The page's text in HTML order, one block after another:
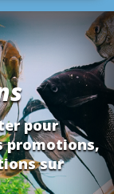
pour
promotions,
sur